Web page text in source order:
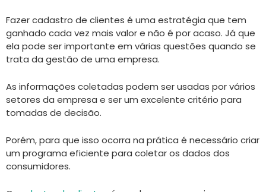
Fazer cadastro de clientes é uma estratégia que tem
ganhado cada vez mais valor e não é por acaso. Já que
ela pode ser importante em várias questões quando se
trata da gestão de uma empresa.
As informações coletadas podem ser usadas por vários
setores da empresa e ser um excelente critério para
tomadas de decisão.
Porém, para que isso ocorra na prática é necessário criar
um programa eficiente para coletar os dados dos
consumidores.